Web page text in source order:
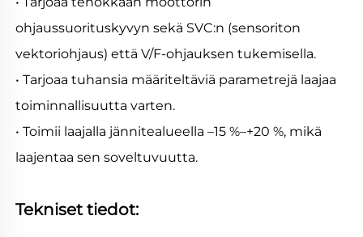
ohjaussuorituskyvyn sekä SVC:n (sensoriton
vektoriohjaus) että V/F-ohjauksen tukemisella.
• Tarjoaa tuhansia määriteltäviä parametrejä laajaa
toiminnallisuutta varten.
• Toimii laajalla jännitealueella –15 %–+20 %, mikä
laajentaa sen soveltuvuutta.
Tekniset tiedot: